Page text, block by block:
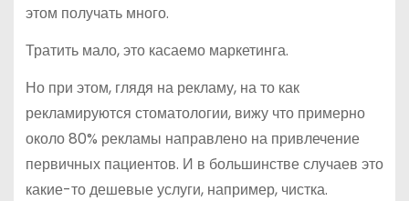
этом получать много.
Тратить мало, это касаемо маркетинга.
Но при этом, глядя на рекламу, на то как
рекламируются стоматологии, вижу что примерно
около 80% рекламы направлено на привлечение
первичных пациентов. И в большинстве случаев это
какие-то дешевые услуги, например, чистка.